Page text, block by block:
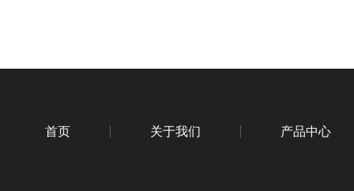
首页 关于我们 产品中心